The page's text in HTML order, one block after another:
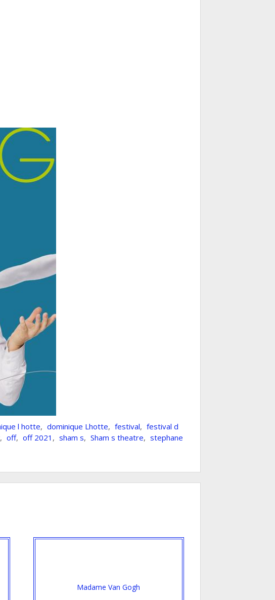
l hotte, dominique Lhotte, festival, festival d
, off, off 2021 , sham s, Sham s theatre, stephane
Madame Van Gogh